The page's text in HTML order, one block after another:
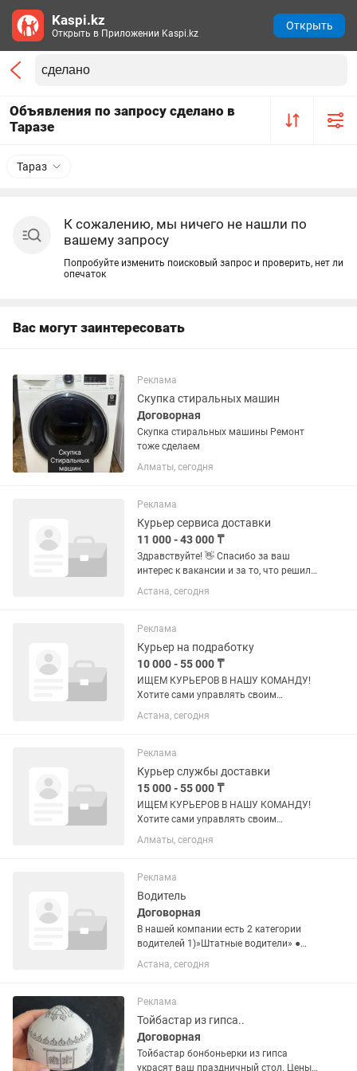
Объявления по запросу сделано в
Таразе
Тараз
К сожалению, мы ничего не нашли по
вашему запросу
Попробуйте изменить поисковый запрос и проверить, нет ли
опечаток
Вас могут заинтересовать
Реклама
Скупка стиральных машин
Договорная
Скупка стиральных машины Ремонт
тоже сделаем
Алматы, сегодня
Реклама
Курьер сервиса доставки
11 000 - 43 000 ₸
Здравствуйте! 👋 Спасибо за ваш
интерес к вакансии и за то, что решили
рассмотреть работу в нашей команде.
Меня зовут Олжас, я HR-специалист. Я
этапами...
Астана, сегодня
Реклама
Курьер на подработку
10 000 - 55 000 ₸
ИЩЕМ КУРЬЕРОВ В НАШУ КОМАНДУ!
Хотите сами управлять своим
рабочим временем и иметь
дополнительный источник дохода? У
работать. 📦 Что вас ждёт: 🔹 Доставка
еды,...
Астана, сегодня
Реклама
Курьер службы доставки
15 000 - 55 000 ₸
ИЩЕМ КУРЬЕРОВ В НАШУ КОМАНДУ!
Хотите сами управлять своим
рабочим временем и иметь
дополнительный источник дохода? У
работать. 📦 Что вас ждёт: 🔹 Доставка
еды,...
Алматы, сегодня
Реклама
Водитель
Договорная
В нашей компании есть 2 категории
водителей 1)»Штатные водители» ●
График у штатного водителя 6/1
выходной выбирают сами в какой день
Заменяющие водители это в...
Астана, сегодня
Реклама
Тойбастар из гипса..
Договорная
Тойбастар бонбоньерки из гипса
украсят ваш праздничный стол. Цены
Kaspi.kz
Открыть в Приложении Kaspi.kz
Открыть